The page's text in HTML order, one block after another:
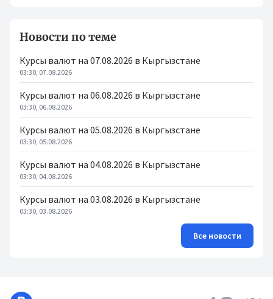
Новости по теме
Курсы валют на 07.08.2026 в Кыргызстане
03:30, 07.08.2026
Курсы валют на 06.08.2026 в Кыргызстане
03:30, 06.08.2026
Курсы валют на 05.08.2026 в Кыргызстане
03:30, 05.08.2026
Курсы валют на 04.08.2026 в Кыргызстане
03:30, 04.08.2026
Курсы валют на 03.08.2026 в Кыргызстане
03:30, 03.08.2026
Все новости